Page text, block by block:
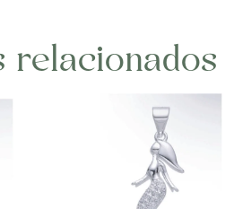
relacionados